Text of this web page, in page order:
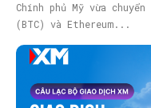
Chính phủ Mỹ vừa
(BTC) và Ethereum...